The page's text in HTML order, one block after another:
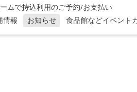
ムで持込利用のご予約/お支払い
情報 お知らせ 食品館などイベント